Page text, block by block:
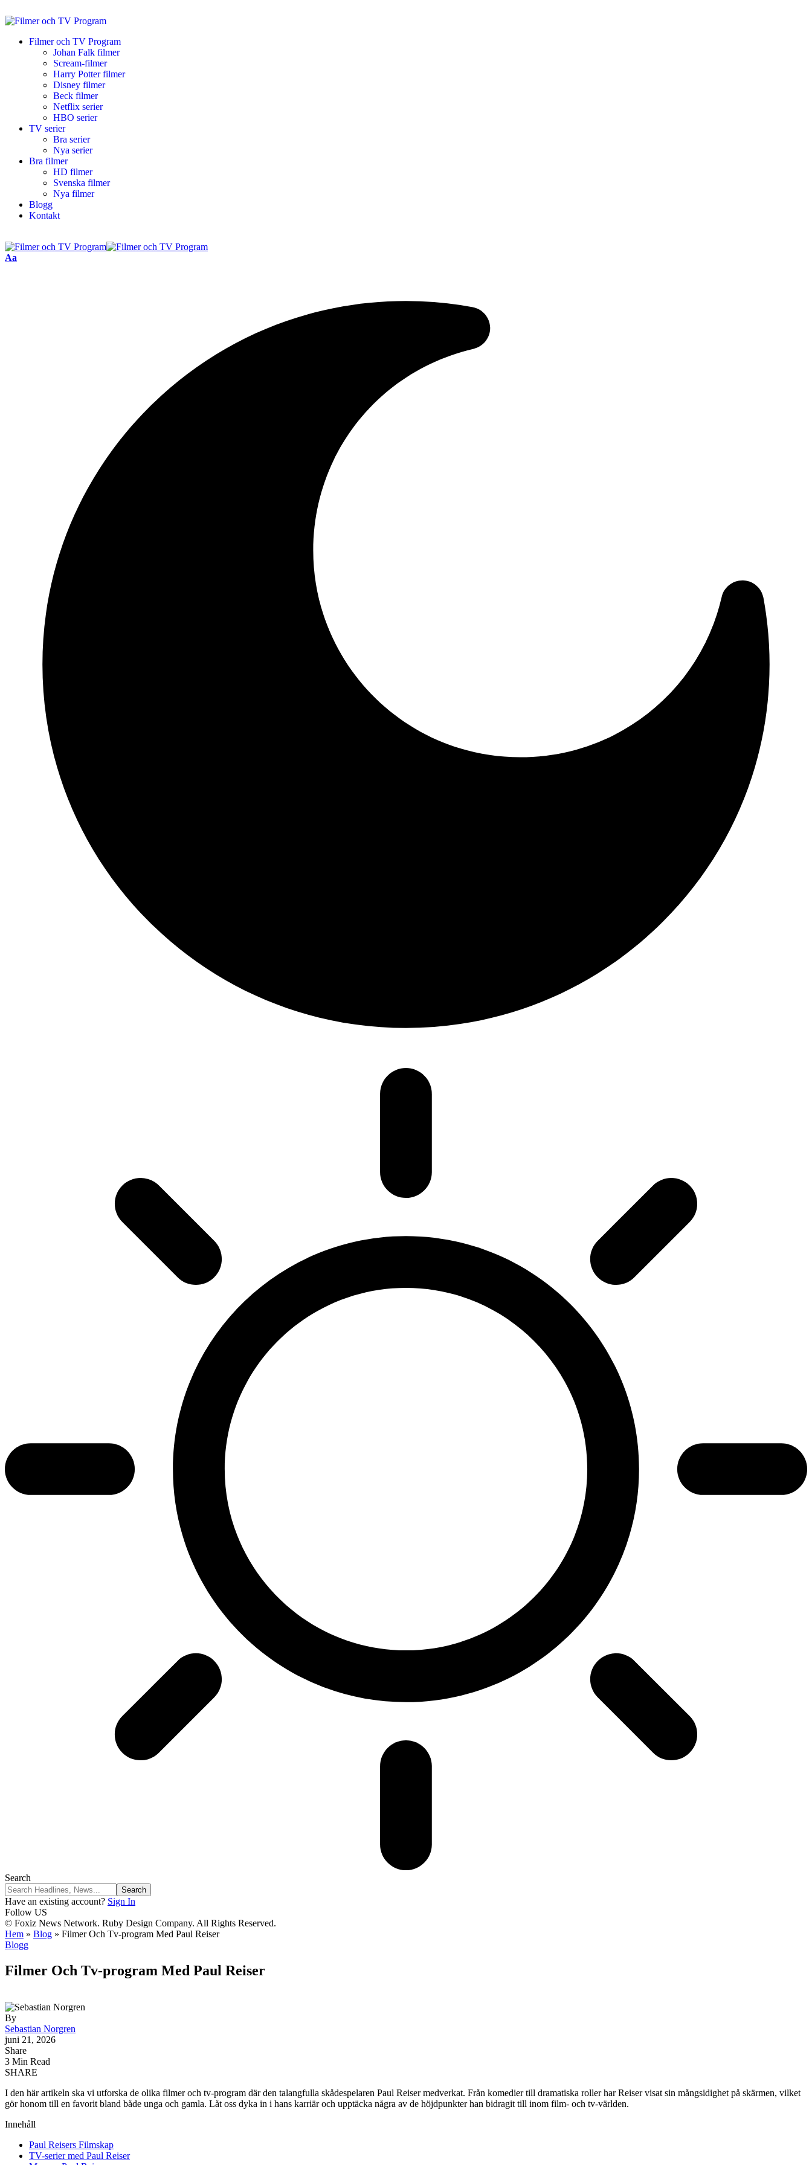
Filmer och TV Program
Johan Falk filmer
Scream-filmer
Harry Potter filmer
Disney filmer
Beck filmer
Netflix serier
HBO serier
TV serier
Bra serier
Nya serier
Bra filmer
HD filmer
Svenska filmer
Nya filmer
Blogg
Kontakt
Aa
Search
Have an existing account? Sign In
Follow US
© Foxiz News Network. Ruby Design Company. All Rights Reserved.
Hem » Blog » Filmer Och Tv-program Med Paul Reiser
Blogg
Filmer Och Tv-program Med Paul Reiser
By
Sebastian Norgren
juni 21, 2026
Share
3 Min Read
SHARE
I den här artikeln ska vi utforska de olika filmer och tv-program där den talangfulla skådespelaren Paul Reiser medverkat. Från komedier till dramatiska roller har Reiser visat sin mångsidighet på skärmen, vilket
gör honom till en favorit bland både unga och gamla. Låt oss dyka in i hans karriär och upptäcka några av de höjdpunkter han bidragit till inom film- och tv-världen.
Innehåll
Paul Reisers Filmskap
TV-serier med Paul Reiser